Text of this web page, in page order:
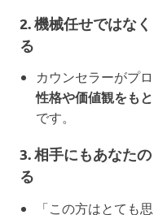
2. 機械任せではな
る
カウンセラーがプ
性格や価値観をも
です。
3. 相手にもあなた
る
「この方はとても